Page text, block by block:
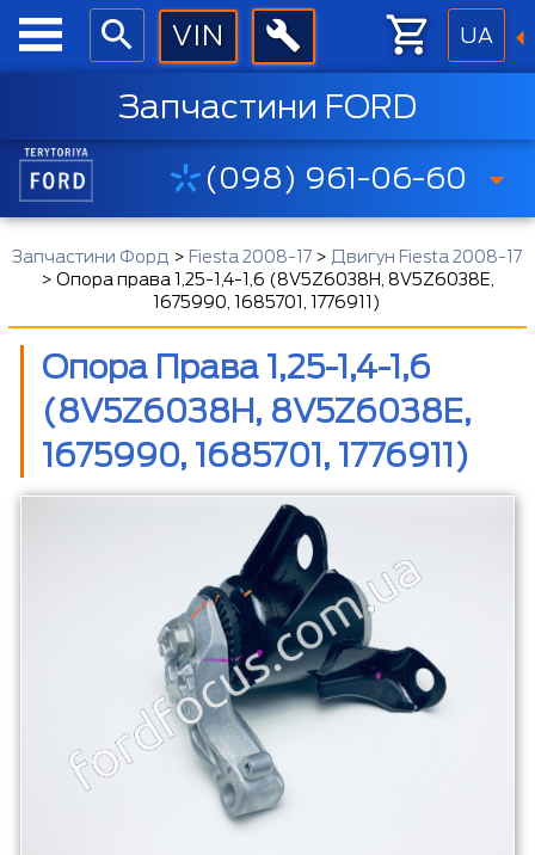
UA
Запчастини FORD
(098) 961-06-60
Запчастини Форд > Fiesta 2008-17 > Двигун Fiesta 2008-17
> Опора права 1,25-1,4-1,6 (8V5Z6038H, 8V5Z6038E,
1675990, 1685701, 1776911)
Опора Права 1,25-1,4-1,6
(8V5Z6038H, 8V5Z6038E,
1675990, 1685701, 1776911)